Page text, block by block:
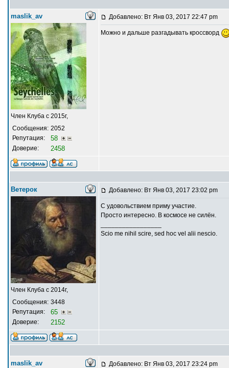
maslik_av
Член Клуба с 2015г,
Сообщения: 2052
Репутация:
58
Доверие: 2458
Добавлено: Вт Янв 03, 2017 22:47 pm
Можно и дальше разгадывать кроссворд
Ветерок
Член Клуба с 2014г,
Сообщения: 3448
Репутация:
65
Доверие: 2152
Добавлено: Вт Янв 03, 2017 23:02 pm
С удовольствием приму участие.
Просто интересно. В космосе не силён.
Scio me nihil scire, sed hoc vel alii nescio.
maslik_av Добавлено: Вт Янв 03, 2017 23:24 pm